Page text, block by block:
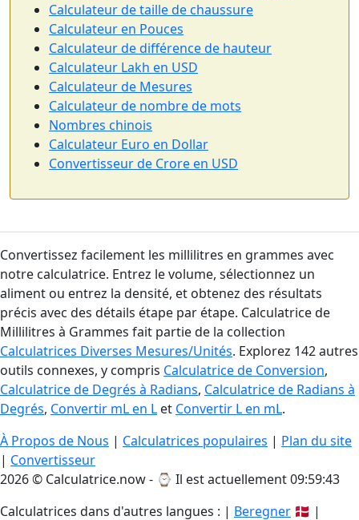
Calculateur de taille de chaussure
Calculateur en Pouces
Calculateur de différence de hauteur
Calculateur Lakh en USD
Calculateur de Mesures
Calculateur de nombre de mots
Nombres chinois
Calculateur Euro en Dollar
Convertisseur de Crore en USD
Convertissez facilement les millilitres en grammes avec
notre calculatrice. Entrez le volume, sélectionnez un
aliment ou entrez la densité, et obtenez des résultats
précis avec des détails étape par étape. Calculatrice de
Millilitres à Grammes fait partie de la collection
Calculatrices Diverses Mesures/Unités. Explorez 142 autres
outils connexes, y compris Calculatrice de Conversion,
Calculatrice de Degrés à Radians, Calculatrice de Radians à
Degrés, Convertir mL en L et Convertir L en mL.
À Propos de Nous | Calculatrices populaires | Plan du site
| Convertisseur
2026 © Calculatrice.now - ⌚ Il est actuellement 09:59:44
Calculatrices dans d'autres langues : | Beregner 🇩🇰 |